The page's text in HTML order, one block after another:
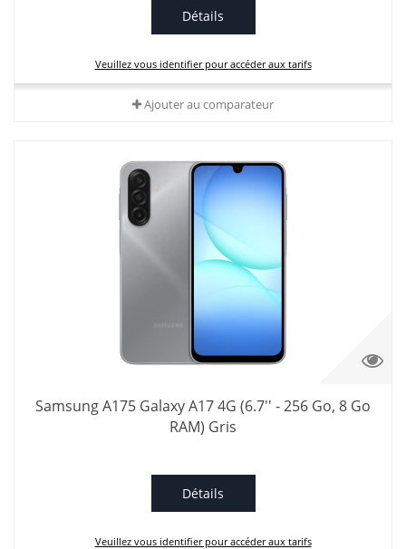
Détails
Veuillez vous identifier pour accéder aux tarifs
Ajouter au comparateur
Samsung A175 Galaxy A17 4G (6.7'' - 256 Go, 8 Go
RAM) Gris
Détails
Veuillez vous identifier pour accéder aux tarifs